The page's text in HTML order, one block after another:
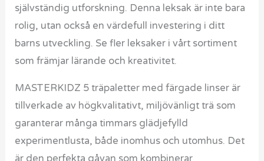
självständig utforskning. Denna leksak är inte bara
rolig, utan också en värdefull investering i ditt
barns utveckling. Se fler leksaker i vårt sortiment
som främjar lärande och kreativitet.
MASTERKIDZ 5 träpaletter med färgade linser är
tillverkade av högkvalitativt, miljövänligt trä som
garanterar många timmars glädjefylld
experimentlusta, både inomhus och utomhus. Det